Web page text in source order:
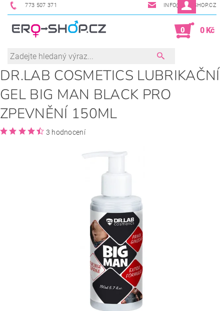
773 507 371 INFO@ERO-SHOP.CZ
0 0 Kč
DR.LAB COSMETICS LUBRIKAČNÍ
GEL BIG MAN BLACK PRO
ZPEVNĚNÍ 150ML
3 hodnocení